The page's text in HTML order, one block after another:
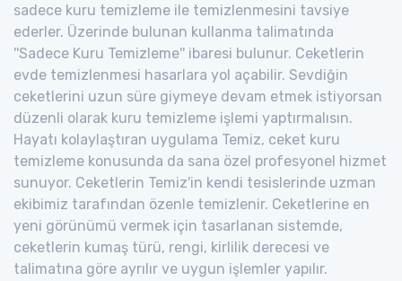
sadece kuru temizleme ile temizlenmesini tavsiye
ederler. Üzerinde bulunan kullanma talimatında
''Sadece Kuru Temizleme'' ibaresi bulunur. Ceketlerin
evde temizlenmesi hasarlara yol açabilir. Sevdiğin
ceketlerini uzun süre giymeye devam etmek istiyorsan
düzenli olarak kuru temizleme işlemi yaptırmalısın.
Hayatı kolaylaştıran uygulama Temiz, ceket kuru
temizleme konusunda da sana özel profesyonel hizmet
sunuyor. Ceketlerin Temiz'in kendi tesislerinde uzman
ekibimiz tarafından özenle temizlenir. Ceketlerine en
yeni görünümü vermek için tasarlanan sistemde,
ceketlerin kumaş türü, rengi, kirlilik derecesi ve
talimatına göre ayrılır ve uygun işlemler yapılır.